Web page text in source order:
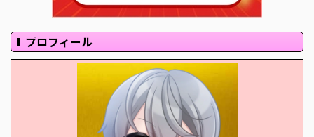
プロフィール